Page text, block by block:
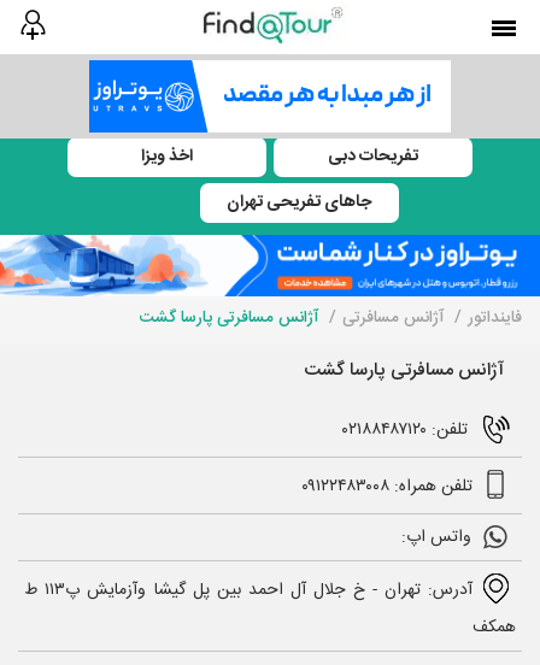
تفریحات دبی
اخذ ویزا
جاهای تفریحی تهران
فاینداتور آژانس مسافرتی آژانس مسافرتی پارسا گشت
آژانس مسافرتی پارسا گشت
تلفن: ۰۲۱۸۸۴۸۷۱۲۰
تلفن همراه: ۰۹۱۲۲۴۸۳۰۰۸
واتس اپ:
آدرس: تهران - خ جلال آل احمد بین پل گیشا وآزمایش پ۱۱۳ ط
همکف